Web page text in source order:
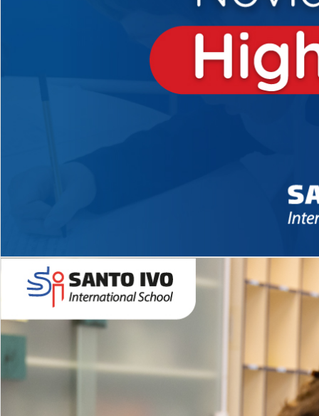
Novidades 2026 High School
EDUCAÇÃO INFANTIL
Inglês todos os dias